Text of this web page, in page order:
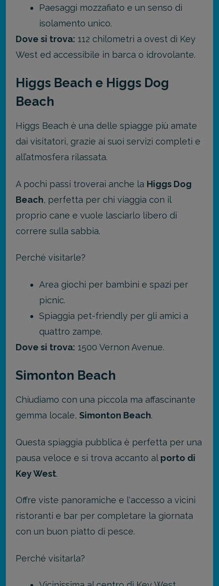
Paesaggi mozzafiato e un senso di
isolamento unico.
Dove si trova: 112 chilometri a ovest di Key
West ed accessibile in barca o idrovolante.
Higgs Beach e Higgs Dog
Beach
Higgs Beach è una delle spiagge più amate
dai visitatori, grazie ai suoi servizi completi e
all’atmosfera rilassata.
A pochi passi troverai anche la Higgs Dog
Beach, perfetta per chi viaggia con il
proprio cane e vuole lasciarlo libero di
correre sulla sabbia.
Perché visitarle?
Area giochi per bambini e spazi per
picnic.
Spiaggia pet-friendly per gli amici a
quattro zampe.
Dove si trova: 1500 Vernon Avenue.
Simonton Beach
Chiudiamo con una piccola ma affascinante
gemma locale, Simonton Beach.
Questa spiaggia pubblica è perfetta per una
pausa veloce e si trova accanto al porto di
Key West.
Offre viste panoramiche e l'accesso a vicini
ristoranti e bar per completare la giornata
con un buon piatto di pesce.
Perché visitarla?